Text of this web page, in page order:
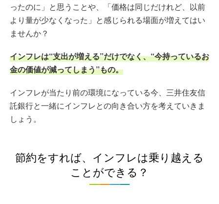
ったのに」と思うことや、「価格は同じだけれど、以前
より量が少なくなった」と感じられる場面が増えてはい
ませんか？
インフレは“支出が増える”だけでなく、“今持っているお
金の価値が減ってしまう”もの。
インフレが当たり前の環境になっている今、三井住友信
託銀行と一緒にインフレとの向き合い方を考えていきま
しょう。
節約をすれば、インフレは乗り越える
ことができる？